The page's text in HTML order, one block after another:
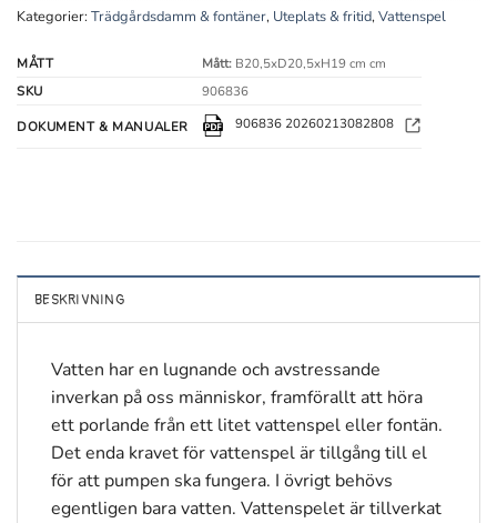
Kategorier: Trädgårdsdamm & fontäner, Uteplats & fritid,Vattenspel
MÅTT Mått:B20,5xD20,5xH19 cm cm
SKU
906836
DOKUMENT & MANUALER
906836 20260213082808
BESKRIVNING
Vatten har en lugnande och avstressande
inverkan på oss människor, framförallt att höra
ett porlande från ett litet vattenspel eller fontän.
Det enda kravet för vattenspel är tillgång till el
för att pumpen ska fungera. I övrigt behövs
egentligen bara vatten. Vattenspelet är tillverkat